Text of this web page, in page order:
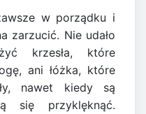
w porządku i
zarzucić. Nie udało
krzesła, które
ani łóżka, które
nawet kiedy są
się przyklęknąć.